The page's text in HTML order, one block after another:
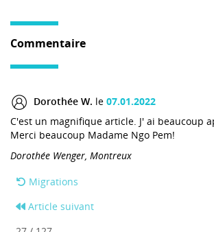
Commentaire
Dorothée W. le 07.01.2022
C'est un magnifique article. J' ai beaucoup
Merci beaucoup Madame Ngo Pem!
Dorothée Wenger, Montreux
Migrations
Article suivant